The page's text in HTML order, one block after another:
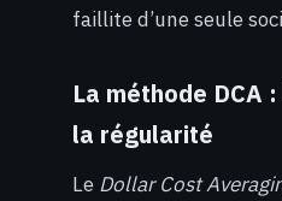
faillite d’une seule
La méthode DCA
la régularité
Le Dollar Cost